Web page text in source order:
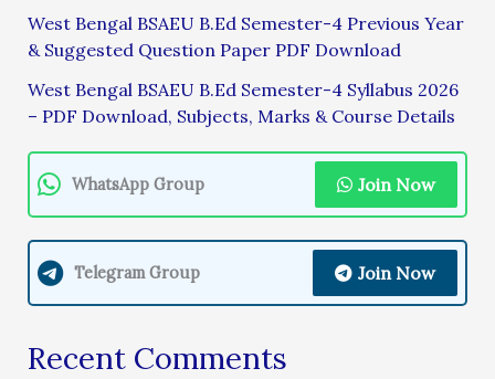
West Bengal BSAEU B.Ed Semester-4 Previous Year
& Suggested Question Paper PDF Download
West Bengal BSAEU B.Ed Semester-4 Syllabus 2026
– PDF Download, Subjects, Marks & Course Details
WhatsApp Group Join Now
Telegram Group Join Now
Recent Comments